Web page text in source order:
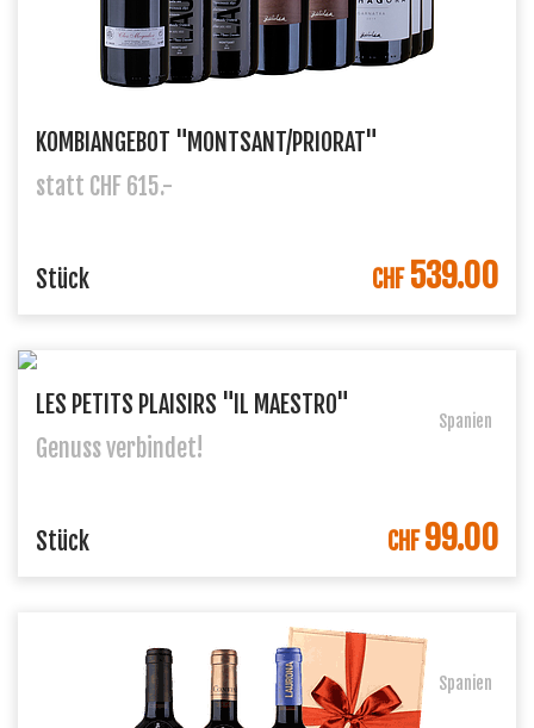
KOMBIANGEBOT "MONTSANT/PRIORAT"
statt CHF 615.-
IN DEN WARENKORB
Stück CHF 539.00
Spanien
LES PETITS PLAISIRS "IL MAESTRO"
Genuss verbindet!
IN DEN WARENKORB
Stück CHF99.00
Spanien